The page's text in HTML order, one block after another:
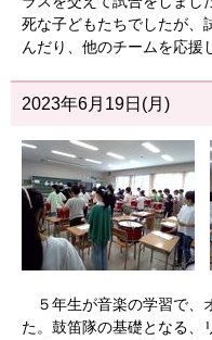
死な子どもたちでしたが、
んだり、他のチームを応援
2023年6月19日(月)
５年生が音楽の学習で、
た。鼓笛隊の基礎となる、